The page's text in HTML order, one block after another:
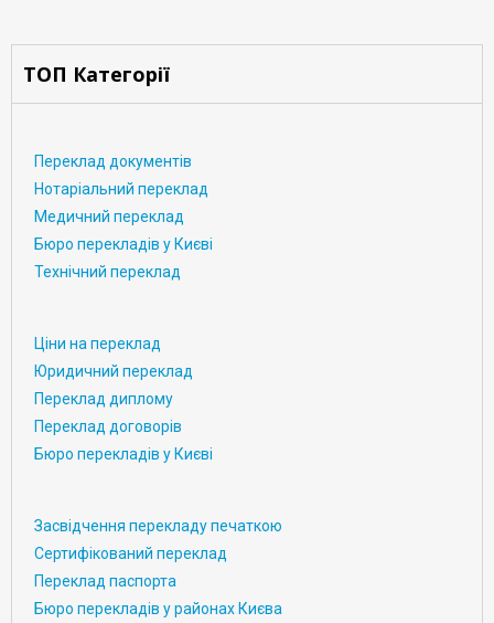
ТОП Категорії
Переклад документів
Нотаріальний переклад
Медичний переклад
Бюро перекладів у Києві
Технічний переклад
Ціни на переклад
Юридичний переклад
Переклад диплому
Переклад договорів
Бюро перекладів у Києві
Засвідчення перекладу печаткою
Сертифікований переклад
Переклад паспорта
Бюро перекладів у районах Києва